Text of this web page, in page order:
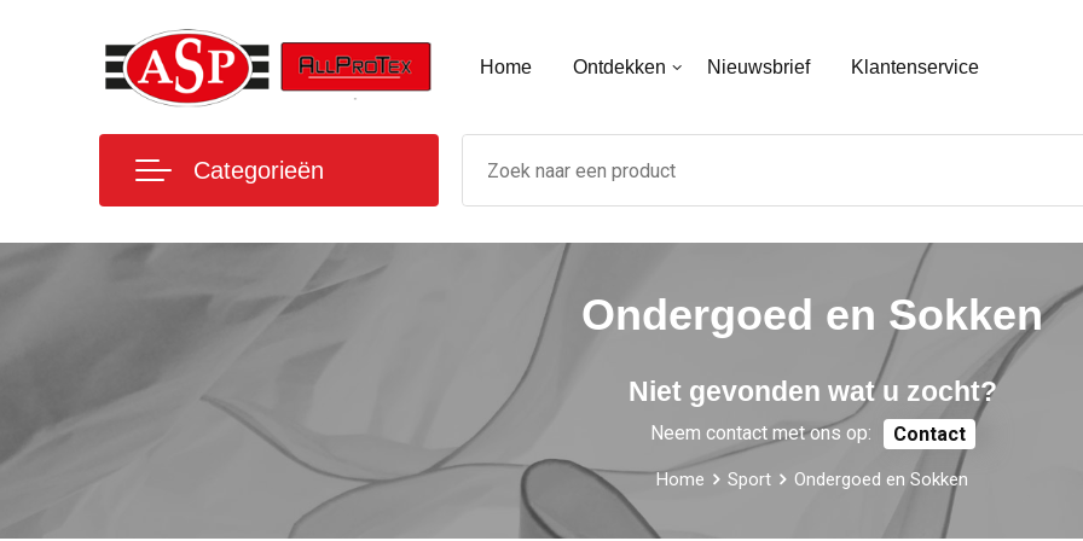
Home Ontdekken Nieuwsbrief Klantenservice
Categorieën
Ondergoed en Sokken
Niet gevonden wat u zocht?
Neem contact met ons op: Contact
Home Sport Ondergoed en Sokken